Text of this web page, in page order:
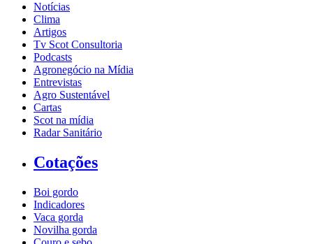
Notícias
Clima
Artigos
Tv Scot Consultoria
Podcasts
Agronegócio na Mídia
Entrevistas
Agro Sustentável
Cartas
Scot na mídia
Radar Sanitário
Cotações
Boi gordo
Indicadores
Vaca gorda
Novilha gorda